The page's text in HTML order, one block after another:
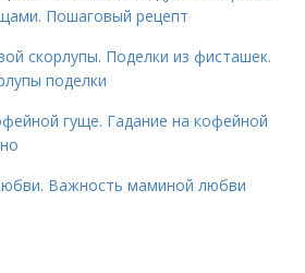
Пошаговый рецепт
скорлупы. Поделки из фисташек.
поделки
гуще. Гадание на кофейной
Важность маминой любви